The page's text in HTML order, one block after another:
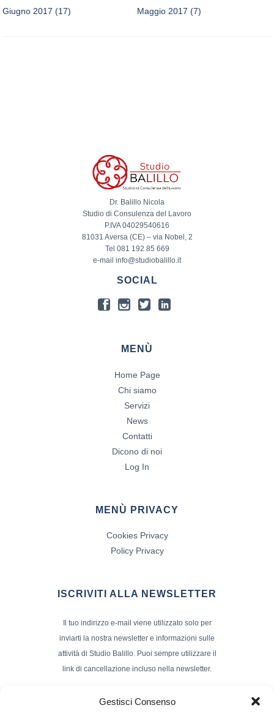
Gestisci Consenso
Giugno 2017 (17) Maggio 2017 (7)
Dr. Balillo Nicola
Studio di Consulenza del Lavoro
P.IVA 04029540616
81031 Aversa (CE) – via Nobel, 2
Tel 081 192 85 669
e-mail info@studiobalillo.it
SOCIAL
MENÙ
Home Page
Chi siamo
Servizi
News
Contatti
Dicono di noi
Log In
MENÙ PRIVACY
Cookies Privacy
Policy Privacy
ISCRIVITI ALLA NEWSLETTER
Il tuo indirizzo e-mail viene utilizzato solo per
inviarti la nostra newsletter e informazioni sulle
attività di Studio Balillo. Puoi sempre utilizzare il
link di cancellazione incluso nella newsletter.